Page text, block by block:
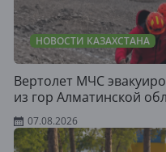
НОВОСТИ КАЗАХСТАНА
Вертолет МЧС
из гор Алматинской
07.08.2026